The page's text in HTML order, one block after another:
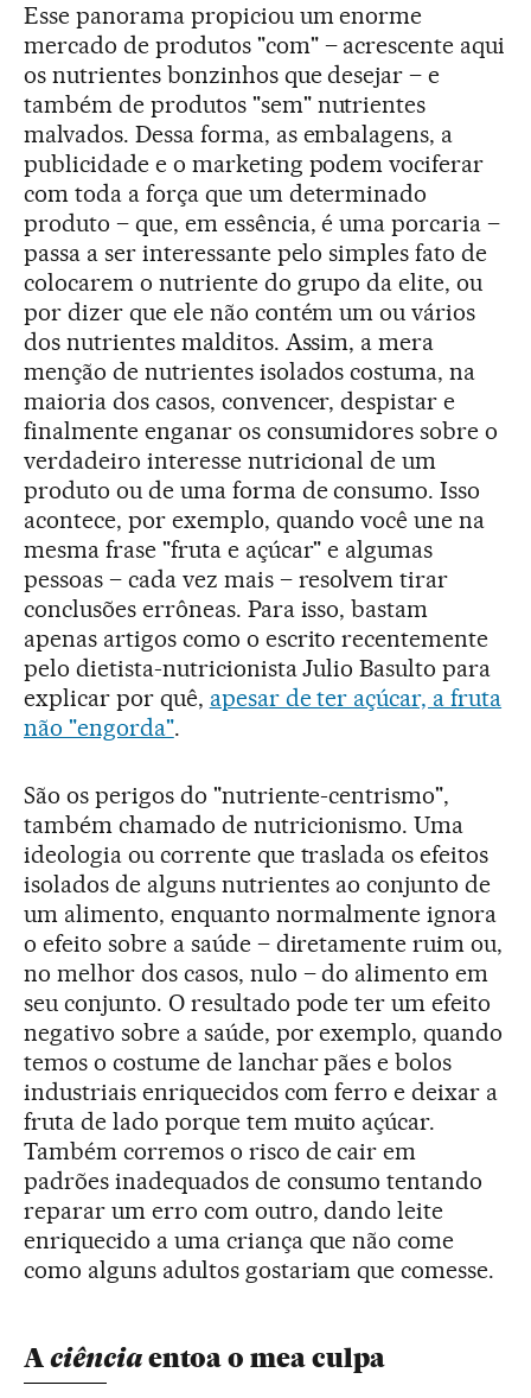
Esse panorama propiciou um enorme
mercado de produtos "com" – acrescente aqui
os nutrientes bonzinhos que desejar – e
também de produtos "sem" nutrientes
malvados. Dessa forma, as embalagens, a
publicidade e o marketing podem vociferar
com toda a força que um determinado
produto – que, em essência, é uma porcaria –
passa a ser interessante pelo simples fato de
colocarem o nutriente do grupo da elite, ou
por dizer que ele não contém um ou vários
dos nutrientes malditos. Assim, a mera
menção de nutrientes isolados costuma, na
maioria dos casos, convencer, despistar e
finalmente enganar os consumidores sobre o
verdadeiro interesse nutricional de um
produto ou de uma forma de consumo. Isso
acontece, por exemplo, quando você une na
mesma frase "fruta e açúcar" e algumas
pessoas – cada vez mais – resolvem tirar
conclusões errôneas. Para isso, bastam
apenas artigos como o escrito recentemente
pelo dietista-nutricionista Julio Basulto para
explicar por quê, apesar de ter açúcar, a fruta
não "engorda".
São os perigos do "nutriente-centrismo",
também chamado de nutricionismo. Uma
ideologia ou corrente que traslada os efeitos
isolados de alguns nutrientes ao conjunto de
um alimento, enquanto normalmente ignora
o efeito sobre a saúde – diretamente ruim ou,
no melhor dos casos, nulo – do alimento em
seu conjunto. O resultado pode ter um efeito
negativo sobre a saúde, por exemplo, quando
temos o costume de lanchar pães e bolos
industriais enriquecidos com ferro e deixar a
fruta de lado porque tem muito açúcar.
Também corremos o risco de cair em
padrões inadequados de consumo tentando
reparar um erro com outro, dando leite
enriquecido a uma criança que não come
como alguns adultos gostariam que comesse.
Aciênciaentoa o mea culpa